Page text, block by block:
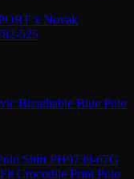
Breathable Blue Polo